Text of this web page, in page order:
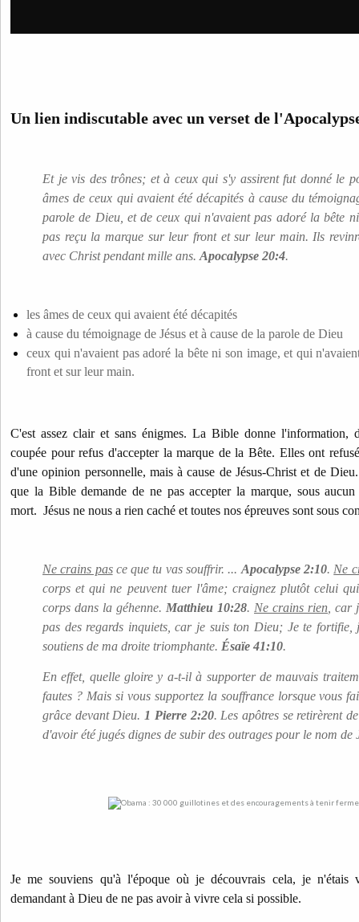
Un lien indiscutable avec un verset de
Et je vis des trônes; et à ceux qui s'y assirent fut donné le
âmes de ceux qui avaient été décapités à cause du
parole de Dieu, et de ceux qui n'avaient pas adoré la bête
pas reçu la marque sur leur front et sur leur main. Ils
avec Christ pendant mille ans. Apocalypse 20:4.
les âmes de ceux qui avaient été décapités
à cause du témoignage de Jésus et à cause de la parole de Dieu
ceux qui n'avaient pas adoré la bête ni son image, et qui
front et sur leur main.
C'est assez clair et sans énigmes. La Bible donne l'information,
coupée pour refus d'accepter la marque de la Bête. Elles ont
d'une opinion personnelle, mais à cause de Jésus-Christ et de
que la Bible demande de ne pas accepter la marque, sous
mort. Jésus ne nous a rien caché et toutes nos épreuves sont sous
Ne crains pasce que tu vas souffrir. ... Apocalypse 2:10. Ne
corps et qui ne peuvent tuer l'âme; craignez plutôt celui
corps dans la géhenne. Matthieu 10:28. Ne crains rien ,
pas des regards inquiets, car je suis ton Dieu; Je te fortifie,
soutiens de ma droite triomphante. Ésaïe 41:10.
En effet, quelle gloire y a-t-il à supporter de mauvais
fautes ? Mais si vous supportez la souffrance lorsque vous
grâce devant Dieu. 1 Pierre 2:20. Les apôtres se retirèrent
d'avoir été jugés dignes de subir des outrages pour le nom de
Je me souviens qu'à l'époque où je découvrais cela, je n'étais
demandant à Dieu de ne pas avoir à vivre cela si possible.